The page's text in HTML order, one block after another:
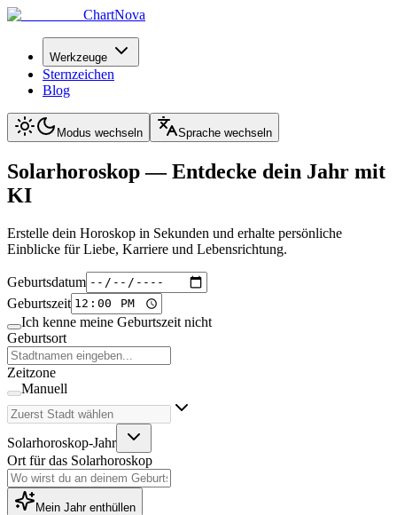
ChartNova
Werkzeuge
Sternzeichen
Blog
Modus wechseln Sprache wechseln
Solarhoroskop — Entdecke dein Jahr mit
KI
Erstelle dein Horoskop in Sekunden und erhalte persönliche
Einblicke für Liebe, Karriere und Lebensrichtung.
Geburtsdatum
Geburtszeit
Ich kenne meine Geburtszeit nicht
Geburtsort
Zeitzone
Manuell
Solarhoroskop-Jahr
Ort für das Solarhoroskop
Mein Jahr enthüllen